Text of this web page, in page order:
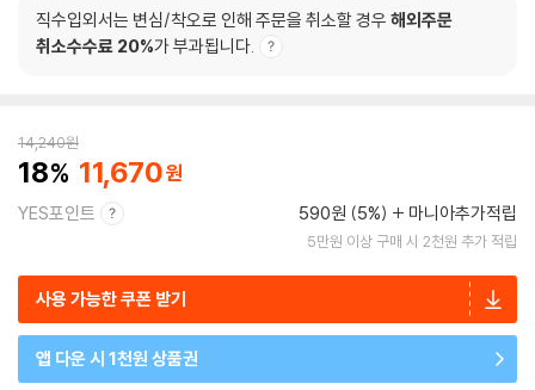
직수입외서는 변심/착오로 인해 주문을 취소할 경우 해외주문
취소수수료 20%가 부과됩니다.
14,240원
18 11,670
YES포인트 590원 (5%) 마니아추가적립
5만원 이상 구매 시 2천원 추가 적립
사용 가능한 쿠폰 받기
앱 다운 시 1천원 상품권